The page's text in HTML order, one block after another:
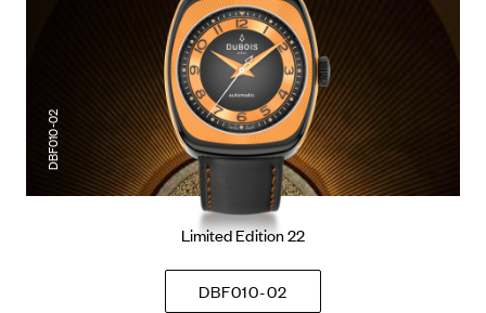
DBF010-02
Limited Edition 22
DBF010-02